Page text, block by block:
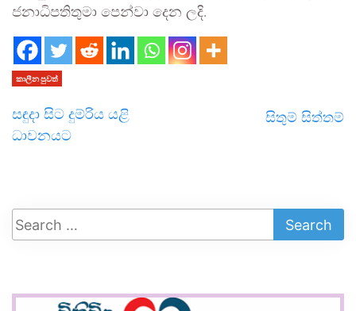
ජනාධිපතිතුමා පෙන්වා දෙන ලදි.
කාලීන පුවත්
සඳුදා සිට දුම්රිය යළි
ධාවනයට
සිතුම් සිත්තම්